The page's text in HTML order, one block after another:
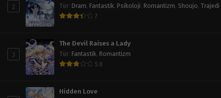
2 Tür: Dram, Fantastik, Psikoloji, Romantizm, Shoujo, Trajedi
7
3
The Devil Raises a Lady
Tür: Fantastik, Romantizm
5.8
Hidden Love